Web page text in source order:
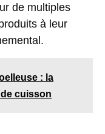
de multiples
à leur
: la
cuisson